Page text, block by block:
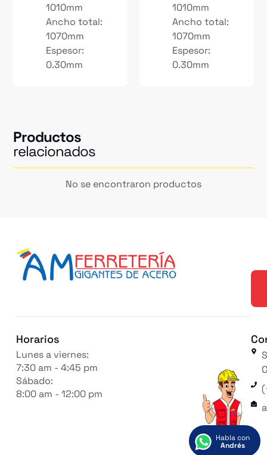
1010mm
Ancho total:
1070mm
Espesor:
0.30mm
1010mm
Ancho total:
1070mm
Espesor:
0.30mm
Productos
relacionados
No se encontraron productos
Horarios
Lunes a viernes:
7:30 am - 4:45 pm
Sábado:
8:00 am - 12:00 pm
Habla con
Andrés